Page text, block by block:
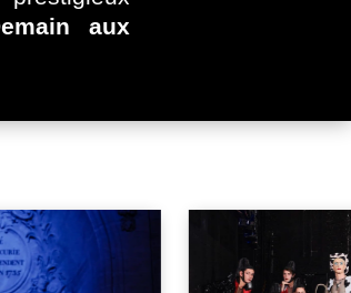
aux